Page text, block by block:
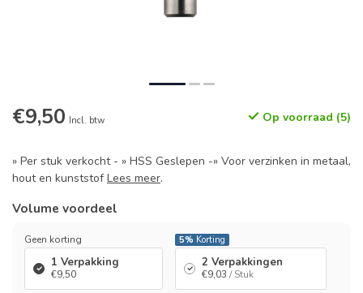
€9,50 Incl. btw Op voorraad (5)
» Per stuk verkocht - » HSS Geslepen -» Voor verzinken in metaal,
hout en kunststofLees meer.
Volume voordeel
Geen korting
1 Verpakking
€9,50
5% Korting
2 Verpakkingen
€9,03 / Stuk